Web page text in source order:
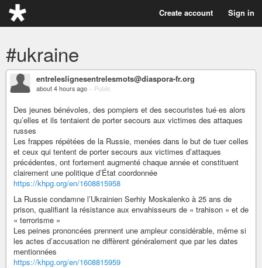
Create account Sign in
#ukraine
entreleslignesentrelesmots@diaspora-fr.org
about 4 hours ago – Public
Des jeunes bénévoles, des pompiers et des secouristes tué·es alors
qu’elles et ils tentaient de porter secours aux victimes des attaques
russes
Les frappes répétées de la Russie, menées dans le but de tuer celles
et ceux qui tentent de porter secours aux victimes d’attaques
précédentes, ont fortement augmenté chaque année et constituent
clairement une politique d’État coordonnée
https://khpg.org/en/1608815958
La Russie condamne l’Ukrainien Serhiy Moskalenko à 25 ans de
prison, qualifiant la résistance aux envahisseurs de « trahison » et de
« terrorisme »
Les peines prononcées prennent une ampleur considérable, même si
les actes d’accusation ne diffèrent généralement que par les dates
mentionnées
https://khpg.org/en/1608815959